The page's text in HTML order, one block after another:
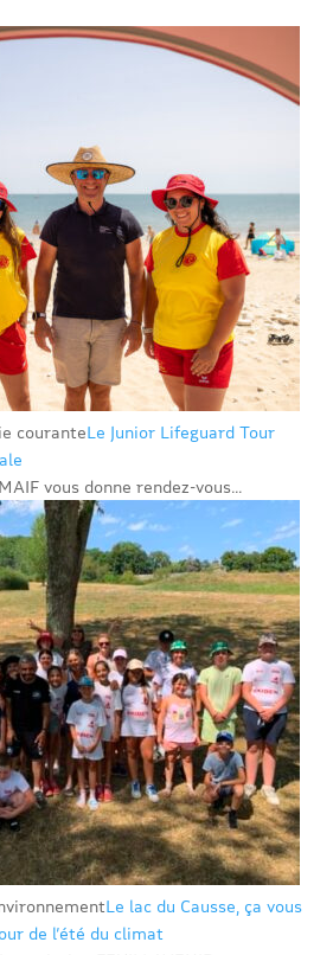
couranteLe Junior Lifeguard Tour
vous donne rendez-vous...
Le lac du Causse, ça vous
de l’été du climat